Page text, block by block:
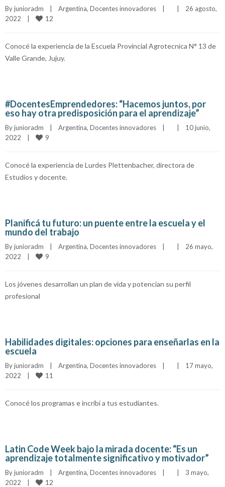
By junioradm Argentina, Docentes innovadores
26 agosto,
2022
12
Conocé la experiencia de la Escuela Provincial Agrotecnica N° 13 de
Valle Grande, Jujuy.
#DocentesEmprendedores: “Hacemos juntos, por
eso hay otra predisposición para el aprendizaje”
By junioradm Argentina, Docentes innovadores
10 junio,
2022
9
Conocé la experiencia de Lurdes Plettenbacher, directora de
Estudios y docente.
Planificá tu futuro: un puente entre la escuela y el
mundo del trabajo
By junioradm Argentina, Docentes innovadores
26 mayo,
2022
9
Los jóvenes desarrollan un plan de vida y potencian su perfil
profesional
Habilidades digitales: opciones para enseñarlas en la
escuela
By junioradm Argentina, Docentes innovadores
17 mayo,
2022
11
Conocé los programas e incribí a tus estudiantes.
Latin Code Week bajo la mirada docente: “Es un
aprendizaje totalmente significativo y motivador”
By junioradm Argentina, Docentes innovadores
3 mayo,
2022
12